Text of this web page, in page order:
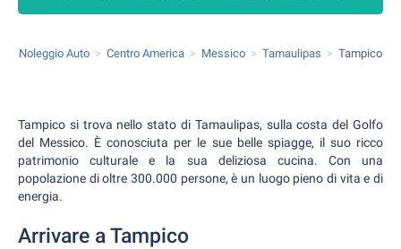
Noleggio Auto Centro America Messico Tamaulipas Tampico
Tampico si trova nello stato di Tamaulipas, sulla costa del Golfo
del Messico. È conosciuta per le sue belle spiagge, il suo ricco
patrimonio culturale e la sua deliziosa cucina. Con una
popolazione di oltre 300.000 persone, è un luogo pieno di vita e di
energia.
Arrivare a Tampico